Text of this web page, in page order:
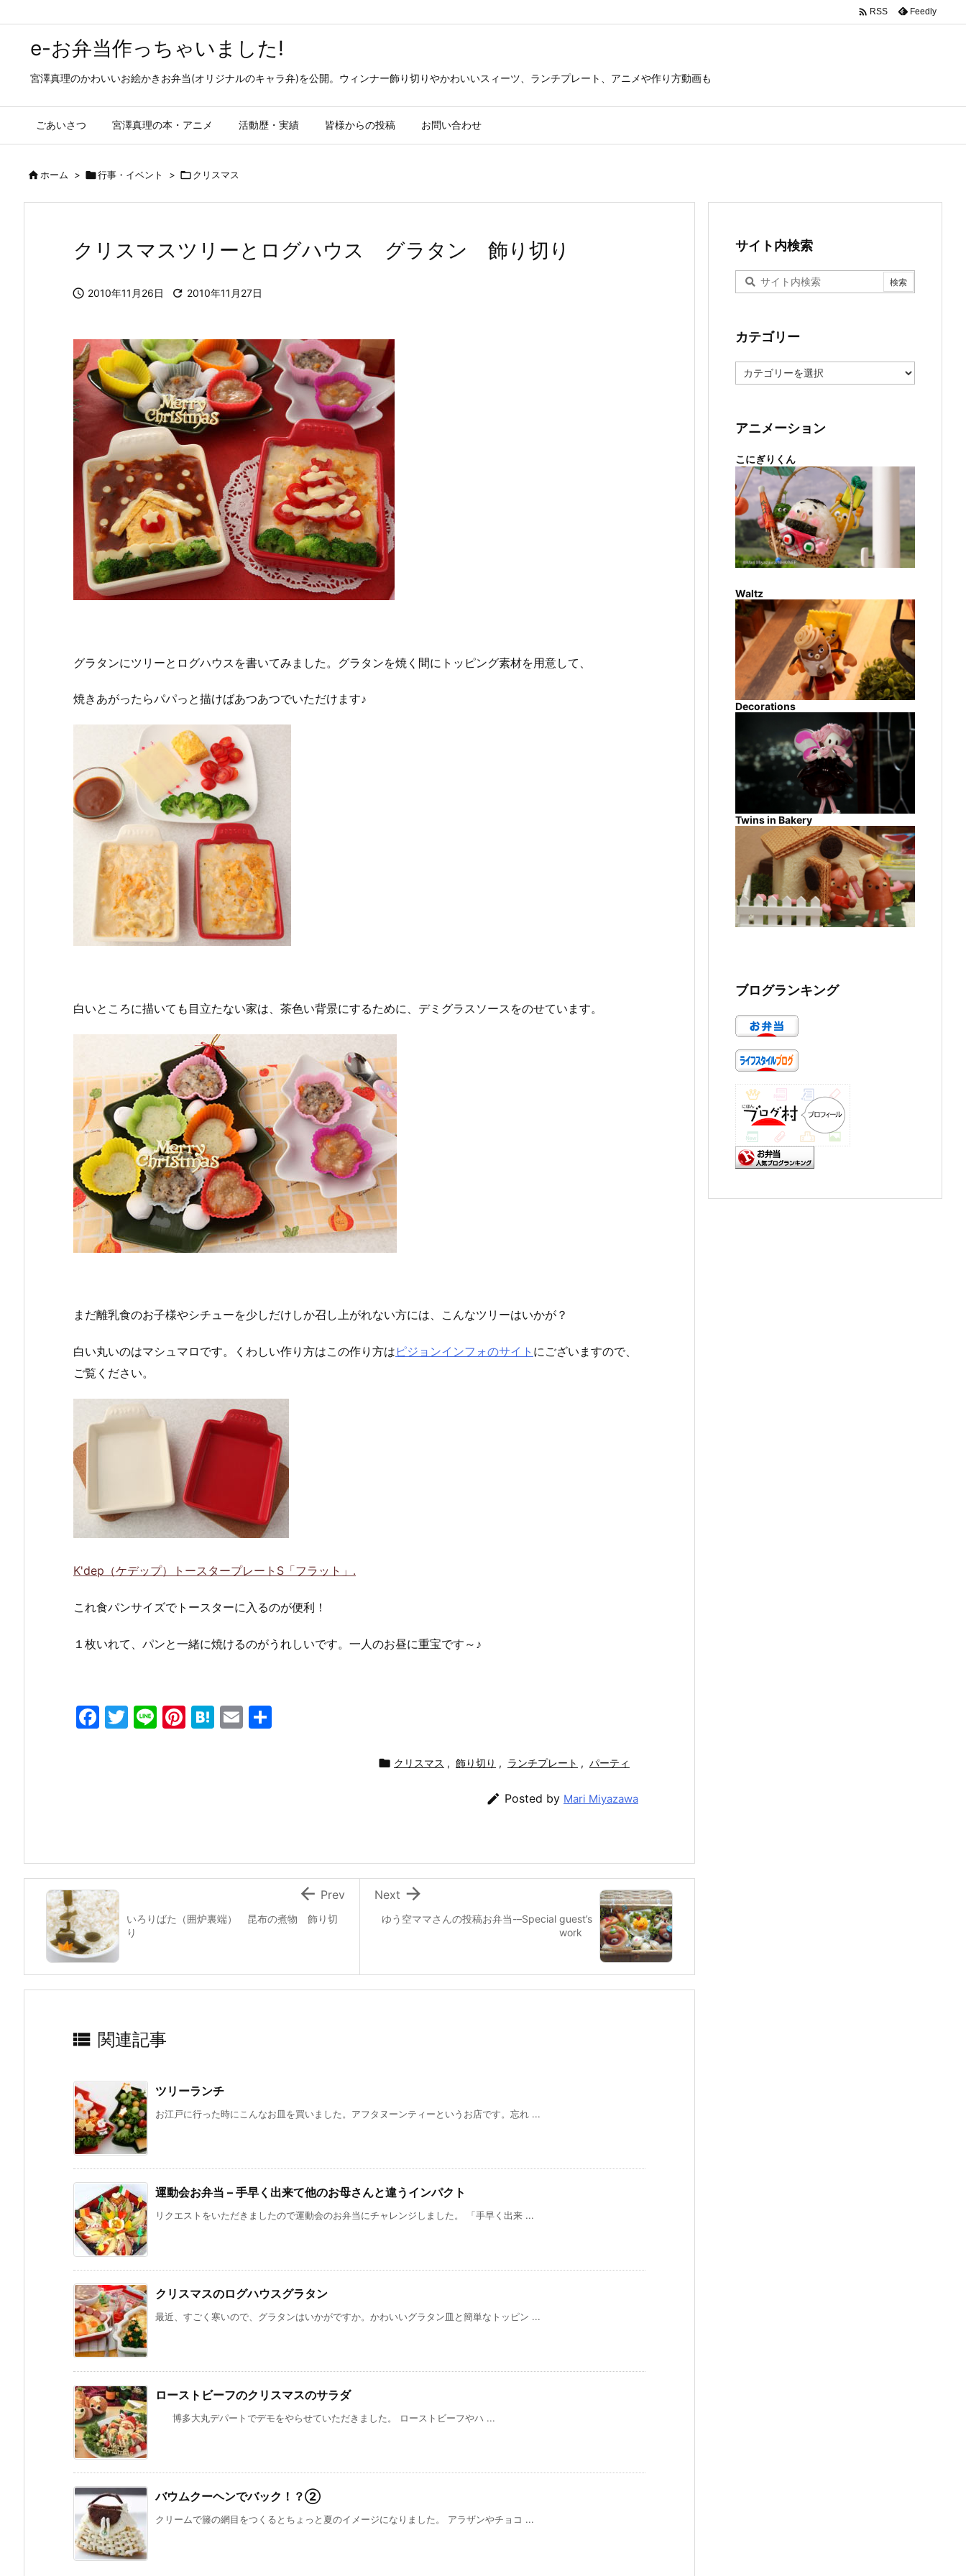
e-お弁当作っちゃいました!
宮澤真理のかわいいお絵かきお弁当(オリジナルのキャラ弁)を公開。ウィンナー飾り切りやかわいいスィーツ、ランチプレート、アニメや作り方動画も
ごあいさつ 宮澤真理の本・アニメ 活動歴・実績 皆様からの投稿 お問い合わせ
 RSS Feedly
ホーム > 行事・イベント > クリスマス
クリスマスツリーとログハウス グラタン 飾り切り
 2010年11月26日  2010年11月27日
グラタンにツリーとログハウスを書いてみました。グラタンを焼く間にトッピング素材を用意して、
焼きあがったらパパっと描けばあつあつでいただけます♪
白いところに描いても目立たない家は、茶色い背景にするために、デミグラスソースをのせています。
まだ離乳食のお子様やシチューを少しだけしか召し上がれない方には、こんなツリーはいかが？
白い丸いのはマシュマロです。くわしい作り方はこの作り方は ピジョンインフォのサイト にございますので、
ご覧ください。
K'dep（ケデップ）トースタープレートS「フラット」.
これ食パンサイズでトースターに入るのが便利！
１枚いれて、パンと一緒に焼けるのがうれしいです。一人のお昼に重宝です～♪
F
k
T
Li Pi H
E
 クリスマス , 飾り切り , ランチプレート , パーティ
 Posted by Mari Miyazawa
ゆう空ママさんの投稿お弁当-–Special guest’s
work

Next
いろりばた（囲炉裏端） 昆布の煮物 飾り切
り
 Prev
 関連記事
ツリーランチ
お江戸に行った時にこんなお皿を買いました。アフタヌーンティーというお店です。忘れ ...
運動会お弁当 – 手早く出来て他のお母さんと違うインパクト
リクエストをいただきましたので運動会のお弁当にチャレンジしました。 「手早く出来 ...
クリスマスのログハウスグラタン
最近、すごく寒いので、グラタンはいかがですか。かわいいグラタン皿と簡単なトッピン ...
ローストビーフのクリスマスのサラダ
博多大丸デパートでデモをやらせていただきました。 ローストビーフやハ ...
バウムクーヘンでバック！？②
クリームで籐の網目をつくるとちょっと夏のイメージになりました。 アラザンやチョコ ...
サイト内検索
カテゴリー
テ
ー
アニメーション
こにぎりくん
Waltz
Decorations
Twins in Bakery
ブログランキング